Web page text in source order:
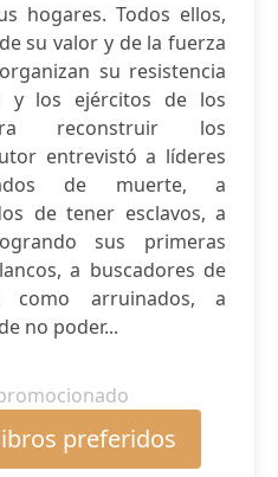
hogares. Todos ellos,
su valor y de la fuerza
su resistencia
y los ejércitos de los
reconstruir los
entrevistó a líderes
de muerte, a
de tener esclavos, a
sus primeras
a buscadores de
como arruinados, a
no poder...
preferidos